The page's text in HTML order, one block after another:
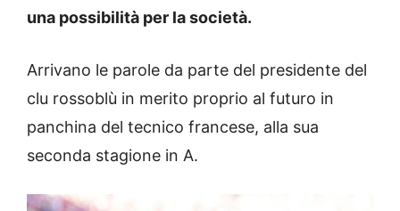
una possibilità per la società.
Arrivano le parole da parte del presidente del
clu rossoblù in merito proprio al futuro in
panchina del tecnico francese, alla sua
seconda stagione in A.